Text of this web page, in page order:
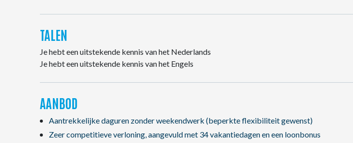
TALEN
Je hebt een uitstekende kennis van het Nederlands
Je hebt een uitstekende kennis van het Engels
AANBOD
Aantrekkelijke daguren zonder weekendwerk (beperkte flexibiliteit gewenst)
Zeer competitieve verloning, aangevuld met 34 vakantiedagen en een loonbonus